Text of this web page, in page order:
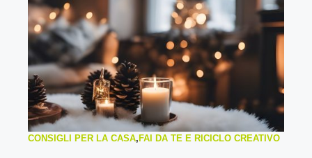
CONSIGLI PER LA CASA, FAI DA TE E RICICLO CREATIVO